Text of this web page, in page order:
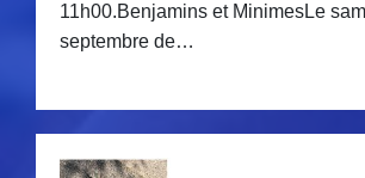
11h00.Benjamins et MinimesLe
septembre de…